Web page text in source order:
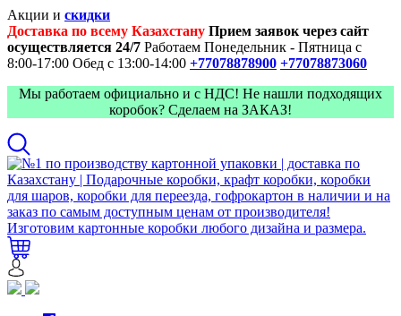
Акции и скидки
Доставка по всему Казахстану Прием заявок через сайт
осуществляется 24/7 Работаем Понедельник - Пятница с
8:00-17:00 Обед с 13:00-14:00 +77078878900 +77078873060
Мы работаем официально и с НДС! Не нашли подходящих
коробок? Сделаем на ЗАКАЗ!